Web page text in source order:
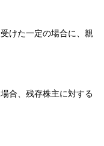
けた一定の場合に、親
合、残存株主に対する